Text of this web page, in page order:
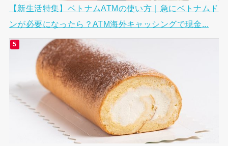
【新生活特集】ベトナムATMの使い方｜急にベトナムド
ンが必要になったら？ATM海外キャッシングで現金...